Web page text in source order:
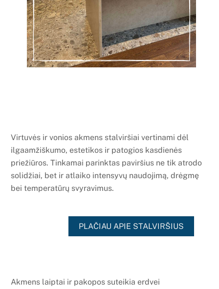
Virtuvės ir vonios akmens stalviršiai vertinami dėl
ilgaamžiškumo, estetikos ir patogios kasdienės
priežiūros. Tinkamai parinktas paviršius ne tik atrodo
solidžiai, bet ir atlaiko intensyvų naudojimą, drėgmę
bei temperatūrų svyravimus.
PLAČIAU APIE STALVIRŠIUS
Akmens laiptai ir pakopos suteikia erdvei